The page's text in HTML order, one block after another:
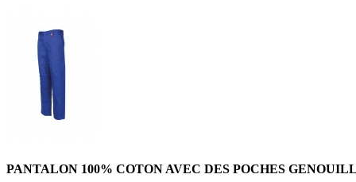
PANTALON 100% COTON AVEC DES POCHES